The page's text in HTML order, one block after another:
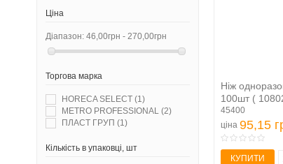
Ніж
100шт (
45400
ціна 95,15
КУПИТИ
Ціна
Діапазон: 46,00грн - 270,00грн
Торгова марка
HORECA SELECT (1)
METRO PROFESSIONAL (2)
ПЛАСТ ГРУП (1)
Кількість в упаковці, шт